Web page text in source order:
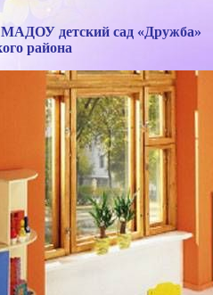
МАДОУ детский сад «Дружба»
района